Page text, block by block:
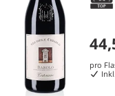
pro